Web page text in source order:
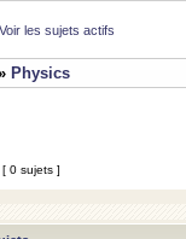
Voir les sujets actifs
Physics
[ 0 sujets ]